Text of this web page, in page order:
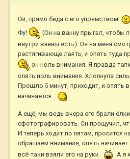
Ой, прямо беда с его упрямством!
Фу!
(Он на ванну прыгал, чтобы
внутри ванны есть). Он на меня
растягивающе лаять, и опять туда
он ноль внимания. Я правда
опять ноль внимания. Хлопнула
Прошло 5 минут, приходит, и опять
начинается...
А ещё, мы ведь вчера его брали
сфотографировать. Он прощучил,
И теперь ходит по пятам, просится
обращаем внимания, опять
всё-таки взяли его на руки.
А я